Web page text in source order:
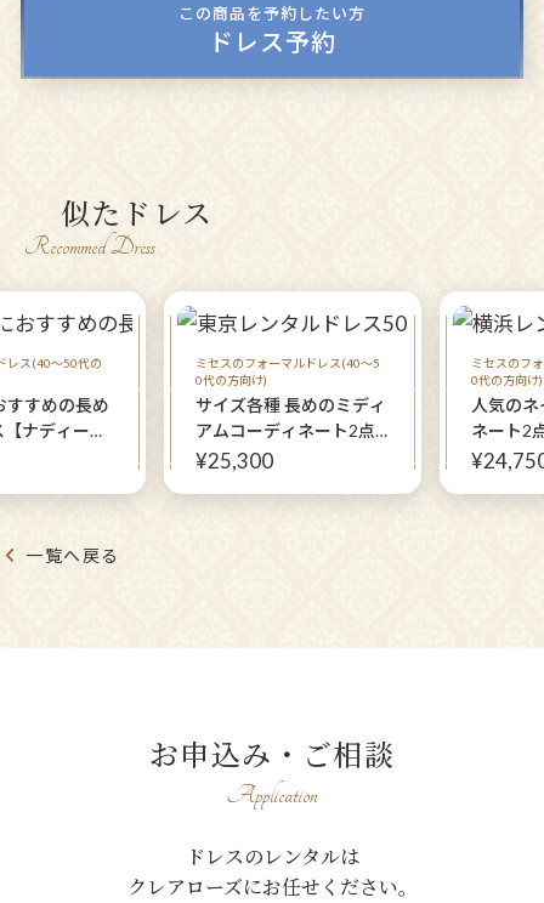
この商品を予約したい方
ドレス予約
似たドレス
Recommed Dress
レス(40～50代の
すすめの長め
ナディール
ミセスのフォーマルドレス(40～5
0代の方向け)
サイズ各種 長めのミディ
アムコーディネート2点
セット【ラビエンスリー
¥25,300
ミセスのフ
0代の方向け)
人気の
ネート2
ナイデル
一覧へ戻る
お申込み・ご相談
Application
ドレスのレンタルは
クレアローズにお任せください。